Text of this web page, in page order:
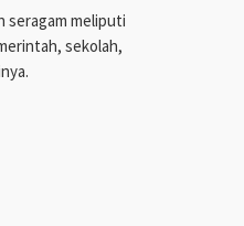
seragam meliputi
sekolah,